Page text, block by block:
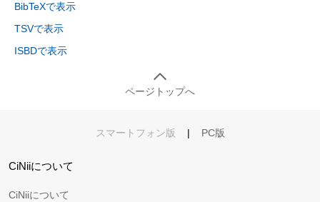
BibTeXで表示
TSVで表示
ISBDで表示
ページトップへ
スマートフォン版 | PC版
CiNiiについて
CiNiiについて